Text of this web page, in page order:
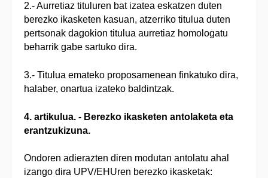
2.- Aurretiaz tituluren bat izatea eskatzen duten
berezko ikasketen kasuan, atzerriko titulua duten
pertsonak dagokion titulua aurretiaz homologatu
beharrik gabe sartuko dira.
3.- Titulua emateko proposamenean finkatuko dira,
halaber, onartua izateko baldintzak.
4. artikulua. - Berezko ikasketen antolaketa eta
erantzukizuna.
Ondoren adierazten diren modutan antolatu ahal
izango dira UPV/EHUren berezko ikasketak: